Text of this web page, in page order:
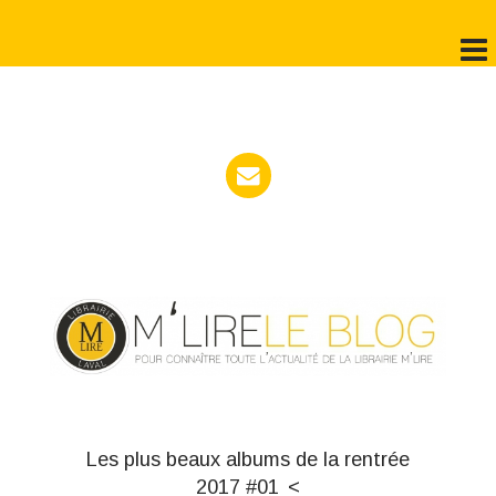
Les plus beaux albums de la rentrée
2017 #01